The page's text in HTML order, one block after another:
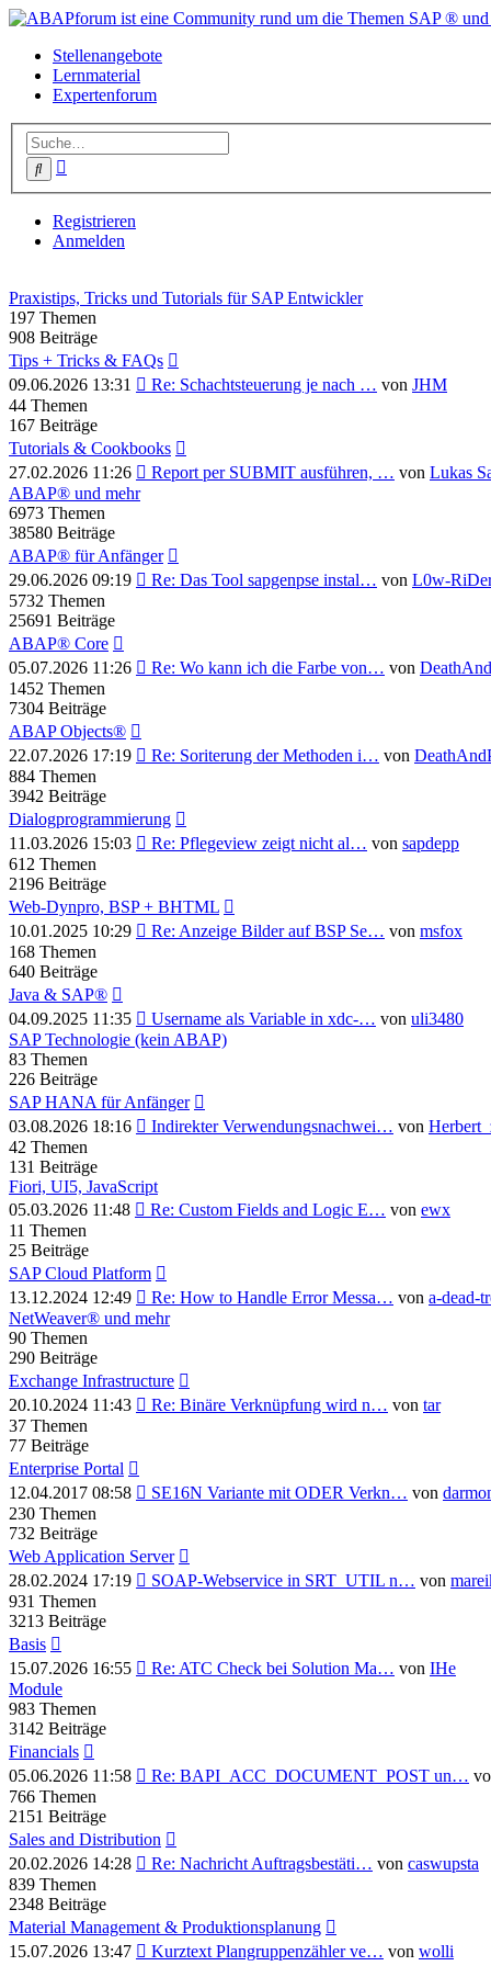
Stellenangebote
Lernmaterial
Expertenforum
Suche
Registrieren
Anmelden
Praxistips, Tricks und Tutorials für SAP Entwickler
197 Themen
908 Beiträge
Tips + Tricks & FAQs
09.06.2026 13:31
Neuester
Re: Schachtsteuerung je nach … von JHM
44 Themen
167 Beiträge
Tutorials & Cookbooks
27.02.2026 11:26
Neuester
Beitrag
Report per SUBMIT ausführen, … von Lukas
ABAP® und mehr
6973 Themen
38580 Beiträge
ABAP® für Anfänger
29.06.2026 09:19
Neuester
Re: Das Tool sapgenpse instal… von L0w-
5732 Themen
25691 Beiträge
ABAP® Core
05.07.2026 11:26
Neuester
Re: Wo kann ich die Farbe von… von
1452 Themen
7304 Beiträge
ABAP Objects®
22.07.2026 17:19
Neuester
Re: Soriterung der Methoden i… von
884 Themen
3942 Beiträge
Dialogprogrammierung
11.03.2026 15:03
Neuester
Re: Pflegeview zeigt nicht al… von sapdepp
612 Themen
2196 Beiträge
Web-Dynpro, BSP + BHTML
10.01.2025 10:29
Neuester
Re: Anzeige Bilder auf BSP Se… von msfox
168 Themen
640 Beiträge
Java & SAP®
04.09.2025 11:35
Neuester
Beitrag
Username als Variable in xdc-… von uli3480
SAP Technologie (kein ABAP)
83 Themen
226 Beiträge
SAP HANA für Anfänger
03.08.2026 18:16
Neuester
Indirekter Verwendungsnachwei… von
42 Themen
131 Beiträge
Fiori, UI5, JavaScript
05.03.2026 11:48
Neuester
Re: Custom Fields and Logic E… von ewx
11 Themen
25 Beiträge
SAP Cloud Platform
13.12.2024 12:49
Neuester
Beitrag
Re: How to Handle Error Messa… von a-dead-
NetWeaver® und mehr
90 Themen
290 Beiträge
Exchange Infrastructure
20.10.2024 11:43
Neuester
Re: Binäre Verknüpfung wird n… von tar
37 Themen
77 Beiträge
Enterprise Portal
12.04.2017 08:58
Neuester
SE16N Variante mit ODER Verkn… von
230 Themen
732 Beiträge
Web Application Server
28.02.2024 17:19
Neuester
SOAP-Webservice in SRT_UTIL n… von
931 Themen
3213 Beiträge
Basis
15.07.2026 16:55
Neuester
Re: ATC Check bei Solution Ma… von IHe
Module
983 Themen
3142 Beiträge
Financials
05.06.2026 11:58
Neuester
Re: BAPI_ACC_DOCUMENT_POST un…
766 Themen
2151 Beiträge
Sales and Distribution
20.02.2026 14:28
Neuester
Re: Nachricht Auftragsbestäti… von caswupsta
839 Themen
2348 Beiträge
Material Management & Produktionsplanung
15.07.2026 13:47
Neuester
Kurztext Plangruppenzähler ve… von wolli